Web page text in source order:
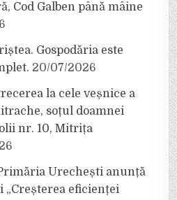
Cod Galben până mâine
Gospodăria este
20/07/2026
la cele veșnice a
soțul doamnei
nr. 10, Mitrița
Urechești anunță
eficienței